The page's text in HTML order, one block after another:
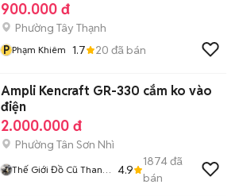
900.000 đ
Phường Tây Thạnh
P Phạm Khiêm 1.7 20 đã bán
Ampli Kencraft GR-330 cắm ko vào
điện
2.000.000 đ
Phường Tân Sơn Nhì
Thế Giới Đồ Cũ Thanh
4.9
1874đã
bán